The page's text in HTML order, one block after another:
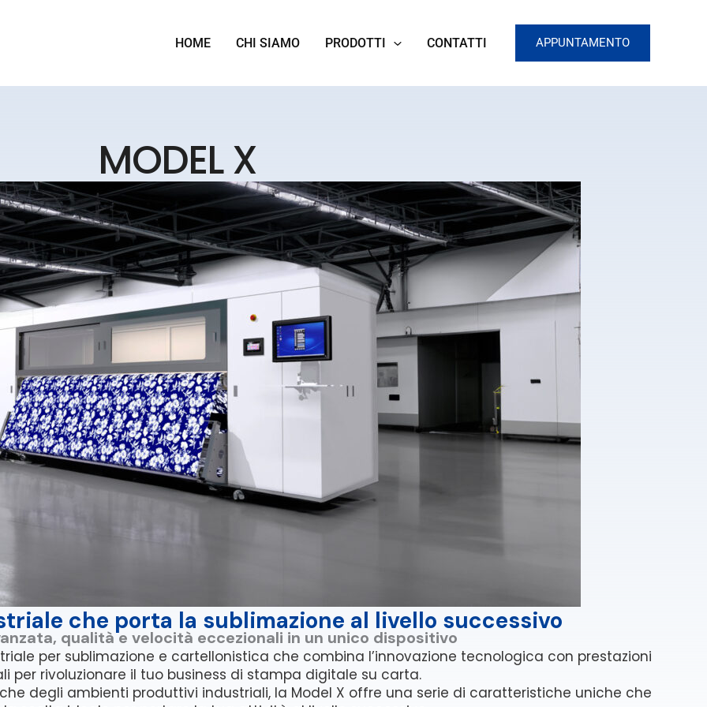
HOME CHI SIAMO PRODOTTI CONTATTI APPUNTAMENTO
MODEL X
che porta la sublimazione al livello successivo
qualità e velocità eccezionali in un unico dispositivo
per sublimazione e cartellonistica che combina l’innovazione tecnologica con prestazioni
per rivoluzionare il tuo business di stampa digitale su carta.
degli ambienti produttivi industriali, la Model X offre una serie di caratteristiche uniche che